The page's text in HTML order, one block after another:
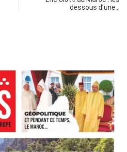
dessous d’une…